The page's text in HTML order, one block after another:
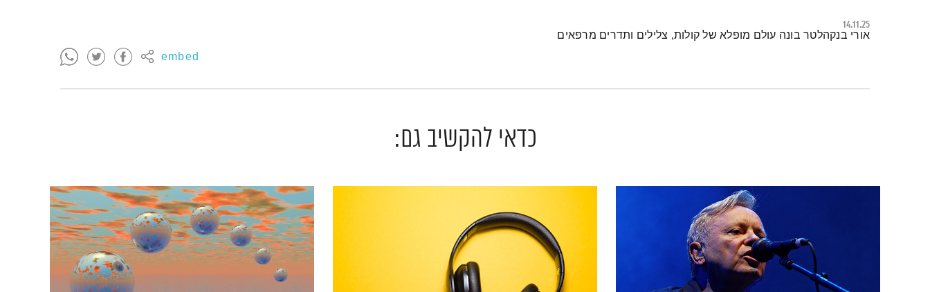
14.11.25
embed
תמצית הפודקאסט
אורי בנקהלטר בונה עולם מופלא של קולות, צלילים ותדרים מרפאים
כדאי להקשיב גם: